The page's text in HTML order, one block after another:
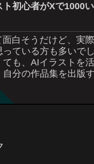
ト初心者がXで1000
面白そうだけど、実
っている方も多いで
ても、AIイラストを
分の作品集を出版
X（旧Twitter）で「...